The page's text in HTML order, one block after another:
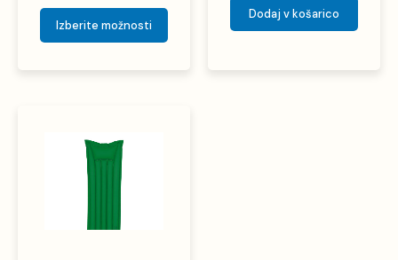
Izberite možnosti
Dodaj v košarico